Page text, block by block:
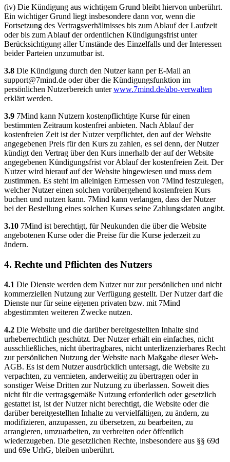
(iv) Die Kündigung aus wichtigem Grund bleibt hiervon unberührt.
Ein wichtiger Grund liegt insbesondere dann vor, wenn die
Fortsetzung des Vertragsverhältnisses bis zum Ablauf der Laufzeit
oder bis zum Ablauf der ordentlichen Kündigungsfrist unter
Berücksichtigung aller Umstände des Einzelfalls und der Interessen
beider Parteien unzumutbar ist.
3.8 Die Kündigung durch den Nutzer kann per E-Mail an
support@7mind.de oder über die Kündigungsfunktion im
persönlichen Nutzerbereich unterwww.7mind.de/abo-verwalten
erklärt werden.
3.9 7Mind kann Nutzern kostenpflichtige Kurse für einen
bestimmten Zeitraum kostenfrei anbieten. Nach Ablauf der
kostenfreien Zeit ist der Nutzer verpflichtet, den auf der Website
angegebenen Preis für den Kurs zu zahlen, es sei denn, der Nutzer
kündigt den Vertrag über den Kurs innerhalb der auf der Website
angegebenen Kündigungsfrist vor Ablauf der kostenfreien Zeit. Der
Nutzer wird hierauf auf der Website hingewiesen und muss dem
zustimmen. Es steht im alleinigen Ermessen von 7Mind festzulegen,
welcher Nutzer einen solchen vorübergehend kostenfreien Kurs
buchen und nutzen kann. 7Mind kann verlangen, dass der Nutzer
bei der Bestellung eines solchen Kurses seine Zahlungsdaten angibt.
3.10 7Mind ist berechtigt, für Neukunden die über die Website
angebotenen Kurse oder die Preise für die Kurse jederzeit zu
ändern.
4. Rechte und Pflichten des Nutzers
4.1 Die Dienste werden dem Nutzer nur zur persönlichen und nicht
kommerziellen Nutzung zur Verfügung gestellt. Der Nutzer darf die
Dienste nur für seine eigenen privaten bzw. mit 7Mind
abgestimmten weiteren Zwecke nutzen.
4.2 Die Website und die darüber bereitgestellten Inhalte sind
urheberrechtlich geschützt. Der Nutzer erhält ein einfaches, nicht
ausschließliches, nicht übertragbares, nicht unterlizenzierbares Recht
zur persönlichen Nutzung der Website nach Maßgabe dieser Web-
AGB. Es ist dem Nutzer ausdrücklich untersagt, die Website zu
verpachten, zu vermieten, anderweitig zu übertragen oder in
sonstiger Weise Dritten zur Nutzung zu überlassen. Soweit dies
nicht für die vertragsgemäße Nutzung erforderlich oder gesetzlich
gestattet ist, ist der Nutzer nicht berechtigt, die Website oder die
darüber bereitgestellten Inhalte zu vervielfältigen, zu ändern, zu
modifizieren, anzupassen, zu übersetzen, zu bearbeiten, zu
arrangieren, umzuarbeiten, zu verbreiten oder öffentlich
wiederzugeben. Die gesetzlichen Rechte, insbesondere aus §§ 69d
und 69e UrhG, bleiben unberührt.